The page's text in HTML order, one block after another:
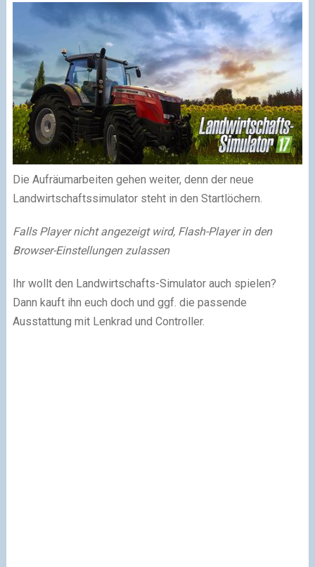
Die Aufräumarbeiten gehen weiter, denn der neue
Landwirtschaftssimulator steht in den Startlöchern.
Falls Player nicht angezeigt wird, Flash-Player in den
Browser-Einstellungen zulassen
Ihr wollt den Landwirtschafts-Simulator auch spielen?
Dann kauft ihn euch doch und ggf. die passende
Ausstattung mit Lenkrad und Controller.